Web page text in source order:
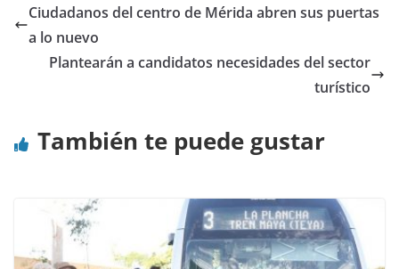
Ciudadanos del centro de Mérida abren sus puertas
a lo nuevo
Plantearán a candidatos necesidades del sector
turístico
También te puede gustar